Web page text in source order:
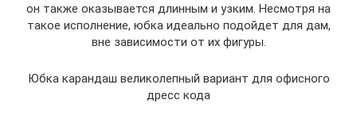
он также оказывается длинным и узким. Несмотря на
такое исполнение, юбка идеально подойдет для дам,
вне зависимости от их фигуры.
Юбка карандаш великолепный вариант для офисного
дресс кода